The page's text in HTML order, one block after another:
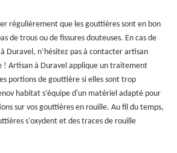
régulièrement que les gouttières sont en bon
de trous ou de fissures douteuses. En cas de
Duravel, n’hésitez pas à contacter artisan
! Artisan à Duravel applique un traitement
portions de gouttière si elles sont trop
habitat s’équipe d'un matériel adapté pour
sur vos gouttières en rouille. Au fil du temps,
s'oxydent et des traces de rouille